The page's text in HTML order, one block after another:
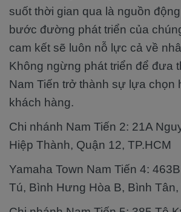
suốt thời gian qua là nguồn
bước đường phát triển của
cam kết sẽ luôn nỗ lực cả về
Không ngừng phát triển để đưa
Nam Tiến trở thành sự lựa chọn
khách hàng.
Chi nhánh Nam Tiến 2: 21A
Hiệp Thành, Quận 12, TP.HCM
Yamaha Town Nam Tiến 4:
Tú, Bình Hưng Hòa B, Bình Tân,